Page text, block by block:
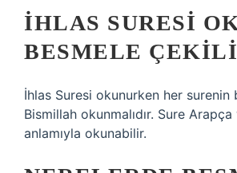
İHLAS SURESI
BESMELE
İhlas Suresi okunurken her surenin
Bismillah okunmalıdır. Sure
anlamıyla okunabilir.